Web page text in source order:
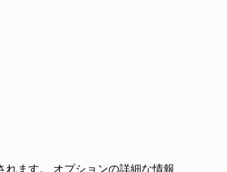
ます。 オプションの詳細な情報